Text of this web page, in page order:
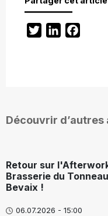
TwitterLinkedIn
Découvrir
Retour sur
Brasserie du
Bevaix !
06.07.2026 - 15:00